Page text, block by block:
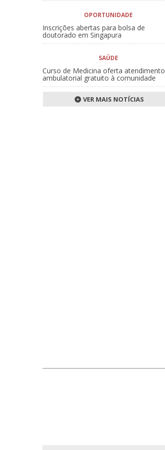
OPORTUNIDADE
Inscrições abertas para bolsa de
doutorado em Singapura
SAÚDE
Curso de Medicina oferta atendimento
ambulatorial gratuito à comunidade
VER MAIS NOTÍCIAS